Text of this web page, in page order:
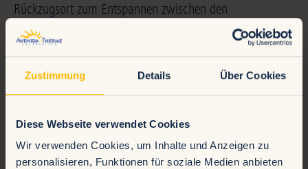
Zustimmung Details Über Cookies
Diese Webseite verwendet Cookies
Wir verwenden Cookies, um Inhalte und Anzeigen zu
personalisieren, Funktionen für soziale Medien anbieten
Rückzugsort zum Entspannen zwischen den
Saunagängen. Bequeme Liegen und der Blick ins Grüne
sorgen für Ruhe und Erholung. Genießen Sie das
Zusammenspiel aus Natur, Wärme und Stille – und
schöpfen Sie neue Energie.